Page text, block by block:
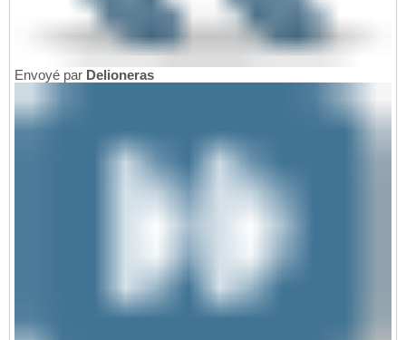
Envoyé par Delioneras